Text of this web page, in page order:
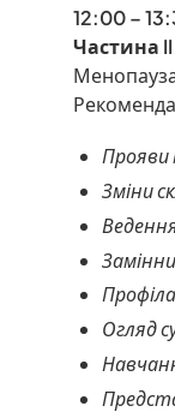
12:00 –
Частина II
Прояви
Зміни
Огляд